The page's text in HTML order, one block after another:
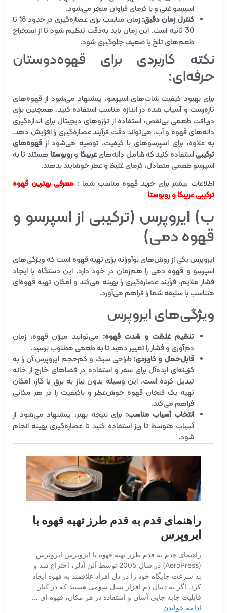
اسپرسو غنی و با کرمای فراوان منجر می‌شود.
کنترل زمان دقیق:
زمان مناسب برای عصاره‌گیری در حدود 18 تا
30 ثانیه است. این زمان باید به‌دقت تنظیم شود تا از استخراج
طعم‌های تلخ یا ضعیف جلوگیری شود.
نکته کاربردی برای قهوه‌دوستان
حرفه‌ای:
برای بهبود کیفیت شات‌های اسپرسو، پیشنهاد می‌شود از قهوه‌های
تازه‌رست و آسیاب شده در اندازه مناسب استفاده کنید. همچنین برای
دریافت طعمی بی‌نقص، استفاده از ترازوهای دیجیتال برای اندازه‌گیری
دانه‌های قهوه و آب، می‌تواند دقت فرآیند عصاره‌گیری را افزایش دهد.
به علاوه، برای اسپرسوهای با کیفیت، توصیه می‌شود از قهوه‌های
ترکیبیاستفاده کنید که شامل دانه‌هایعربیکا وروبوستا هستند تا به
اسپرسو طعمی متعادل، کرمای غلیظ و عطر خوشایند بدهند.
اطلاعات بیشتر برای خرید قهوه مناسب شما : معرفی بهترین قهوه
ترکیبی عربیکا و روبوستا
ب) ایروپرس (ترکیبی از اسپرسو و
قهوه دمی)
ایروپرس یکی از روش‌های نوآورانه برای تهیه قهوه است که ویژگی‌های
اسپرسو و قهوه دمی را هم‌زمان در خود دارد. این دستگاه با ایجاد
فشار ملایم، فرآیند عصاره‌گیری را بهینه می‌کند و امکان تهیه قهوه‌ای
متناسب با سلیقه شما را فراهم می‌آورد.
ویژگی‌های ایروپرس
تنظیم غلظت و شدت قهوه: می‌توانید میزان قهوه، زمان
دم‌آوری و فشار را تغییر دهید تا به طعمی مطلوب برسید.
قابل‌حمل و کاربردی:طراحی سبک و کم‌حجم ایروپرس آن را به
گزینه‌ای ایده‌آل برای سفر و استفاده در فضاهای خارج از خانه
تبدیل کرده است. این وسیله بدون نیاز به برق یا گاز، امکان
تهیه یک فنجان قهوه خوش‌عطر و باکیفیت را در هر مکانی
فراهم می‌کند.
انتخاب آسیاب مناسب: برای نتیجه بهتر، پیشنهاد می‌شود از
آسیاب متوسط تا ریز استفاده کنید تا عصاره‌گیری بهینه انجام
شود.